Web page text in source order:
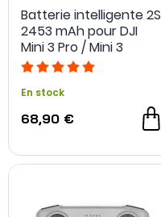
Batterie intelligente 2S
2453 mAh pour DJI
Mini 3 Pro / Mini 3
En stock
68,90 €